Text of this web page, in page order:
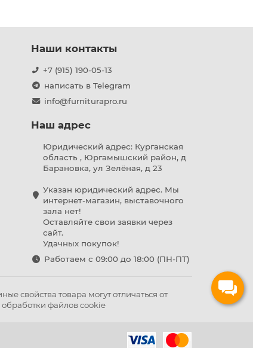
Наши контакты
+7 (915) 190-05-13
написать в Telegram
info@furniturapro.ru
Наш адрес
Юридический адрес: Курганская
область , Юргамышский район, д
Барановка, ул Зелёная, д 23
Указан юридический адрес. Мы
интернет-магазин, выставочного
зала нет!
Оставляйте свои заявки через
сайт.
Удачных покупок!
Работаем с 09:00 до 18:00 (ПН-ПТ)
свойства товара могут отличаться от
файлов cookie